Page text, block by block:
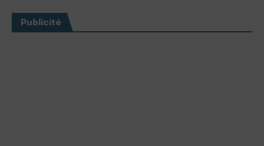
Publicité